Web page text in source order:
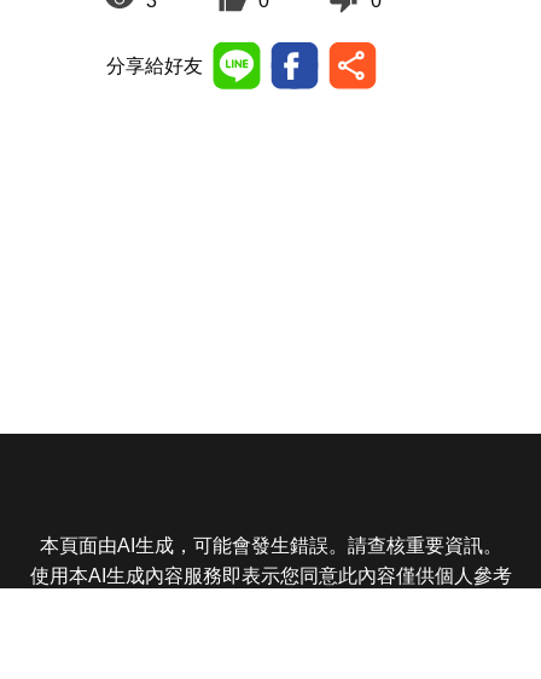
分享給好友
本頁面由AI生成，可能會發生錯誤。請查核重要資訊。
使用本AI生成內容服務即表示您同意此內容僅供個人參考